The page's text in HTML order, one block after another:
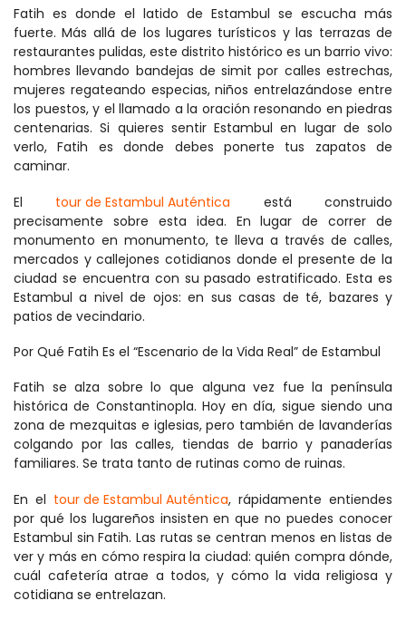
Fatih es donde el latido de Estambul se escucha más
fuerte. Más allá de los lugares turísticos y las terrazas de
restaurantes pulidas, este distrito histórico es un barrio vivo:
hombres llevando bandejas de simit por calles estrechas,
mujeres regateando especias, niños entrelazándose entre
los puestos, y el llamado a la oración resonando en piedras
centenarias. Si quieres sentir Estambul en lugar de solo
verlo, Fatih es donde debes ponerte tus zapatos de
caminar.
El tour de Estambul Auténtica está construido
precisamente sobre esta idea. En lugar de correr de
monumento en monumento, te lleva a través de calles,
mercados y callejones cotidianos donde el presente de la
ciudad se encuentra con su pasado estratificado. Esta es
Estambul a nivel de ojos: en sus casas de té, bazares y
patios de vecindario.
Por Qué Fatih Es el “Escenario de la Vida Real” de Estambul
Fatih se alza sobre lo que alguna vez fue la península
histórica de Constantinopla. Hoy en día, sigue siendo una
zona de mezquitas e iglesias, pero también de lavanderías
colgando por las calles, tiendas de barrio y panaderías
familiares. Se trata tanto de rutinas como de ruinas.
En el tour de Estambul Auténtica, rápidamente entiendes
por qué los lugareños insisten en que no puedes conocer
Estambul sin Fatih. Las rutas se centran menos en listas de
ver y más en cómo respira la ciudad: quién compra dónde,
cuál cafetería atrae a todos, y cómo la vida religiosa y
cotidiana se entrelazan.